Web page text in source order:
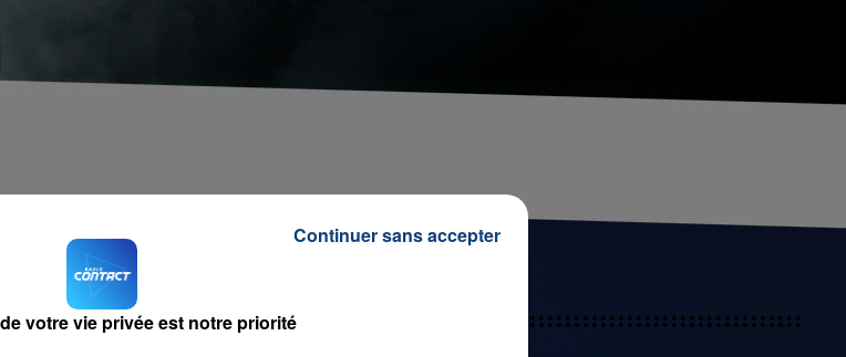
votre vie privée est notre priorité
Continuer sans accepter